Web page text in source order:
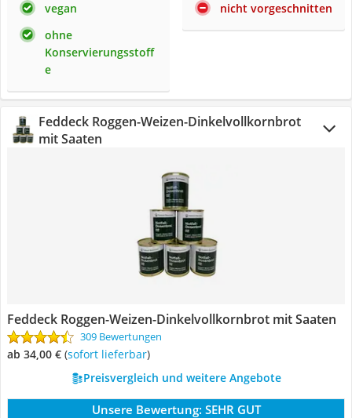
vegan
ohne
Konservierungsstoff
e
nicht vorgeschnitten
Feddeck Roggen-Weizen-Dinkelvollkornbrot
mit Saaten
Feddeck Roggen-Weizen-Dinkelvollkornbrot mit Saaten
309 Bewertungen
ab 34,00 € ( Sofort lieferbar)
Preisvergleich und weitere Angebote
Unsere Bewertung: SEHR GUT